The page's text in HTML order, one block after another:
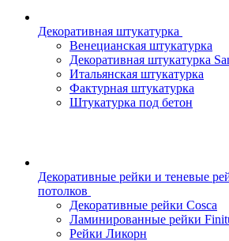
Декоративная штукатурка
Венецианская штукатурка
Декоративная штукатурка
Итальянская штукатурка
Фактурная штукатурка
Штукатурка под бетон
Декоративные рейки и теневые
потолков
Декоративные рейки Cosca
Ламинированные рейки
Рейки Ликорн